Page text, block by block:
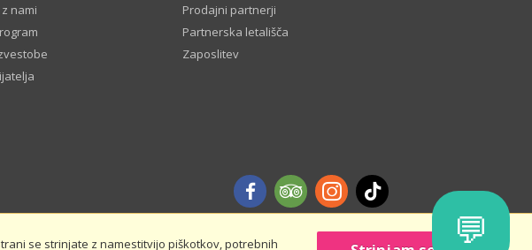
se strinjate z namestitvijo piškotkov, potrebnih
nami
Prodajni partnerji
Partnerska letališča
Zaposlitev
💬